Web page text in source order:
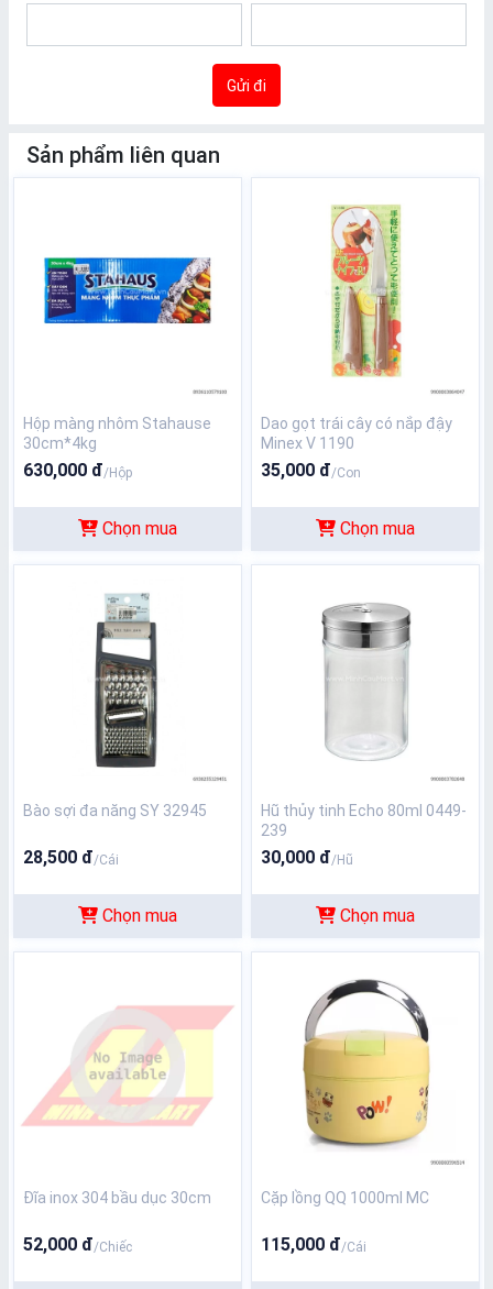
Gửi đi
Sản phẩm liên quan
Hộp màng nhôm Stahause
30cm*4kg
630,000 đ/Hộp
Chọn mua
Dao gọt trái cây có nắp đậy
Minex V 1190
35,000 đ/Con
Chọn mua
Bào sợi đa năng SY 32945
28,500 đ/Cái
Chọn mua
Hũ thủy tinh Echo 80ml 0449-
239
30,000 đ/Hũ
Chọn mua
Đĩa inox 304 bầu dục 30cm
52,000 đ/Chiếc
Cặp lồng QQ 1000ml MC
115,000 đ/Cái